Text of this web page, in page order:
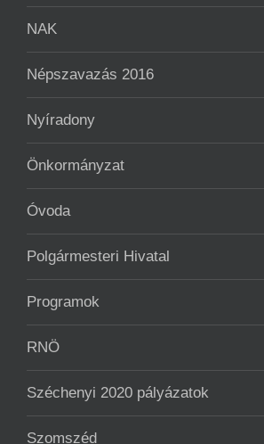
NAK
Népszavazás 2016
Nyíradony
Önkormányzat
Óvoda
Polgármesteri Hivatal
Programok
RNÖ
Széchenyi 2020 pályázatok
Szomszéd